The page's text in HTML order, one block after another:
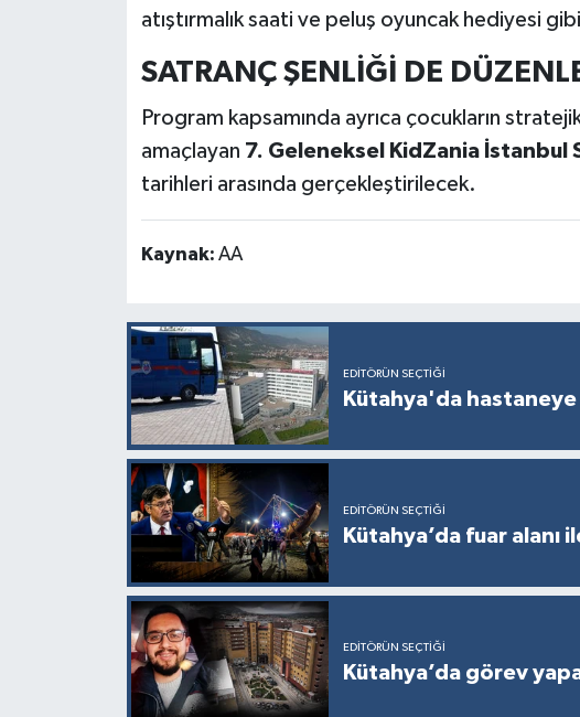
atıştırmalık saati ve peluş oyuncak hediyesi
SATRANÇ ŞENLİĞİ DE
Program kapsamında ayrıca çocukların
amaçlayan 7. Geleneksel KidZania İstanbul
tarihleri arasında gerçekleştirilecek.
Kaynak: AA
EDITÖRÜN SEÇTIĞI
Kütahya'da
EDITÖRÜN SEÇTIĞI
Kütahya’da fuar alanı
EDITÖRÜN SEÇTIĞI
Kütahya’da görev
Video Galeri
Yemek Tarifleri